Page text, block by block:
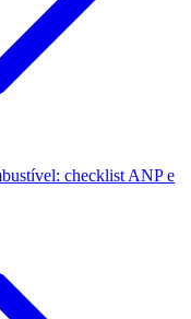
checklist ANP e